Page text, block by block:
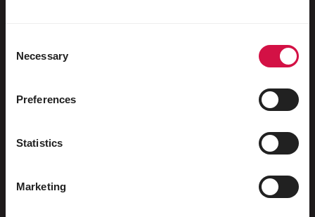
Selection
Necessary
Preferences
Statistics
Marketing
Króliki